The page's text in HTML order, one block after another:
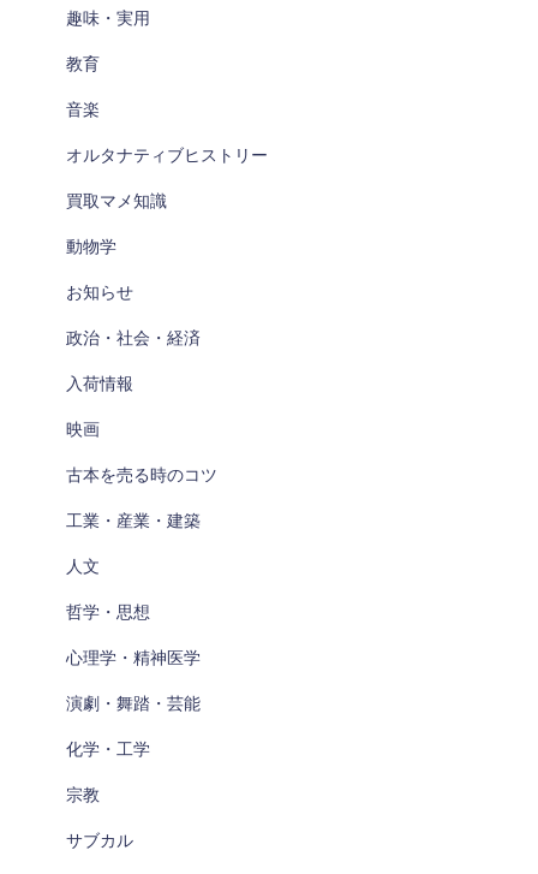
趣味・実用
教育
音楽
オルタナティブヒストリー
買取マメ知識
動物学
お知らせ
政治・社会・経済
入荷情報
映画
古本を売る時のコツ
工業・産業・建築
人文
哲学・思想
心理学・精神医学
演劇・舞踏・芸能
化学・工学
宗教
サブカル